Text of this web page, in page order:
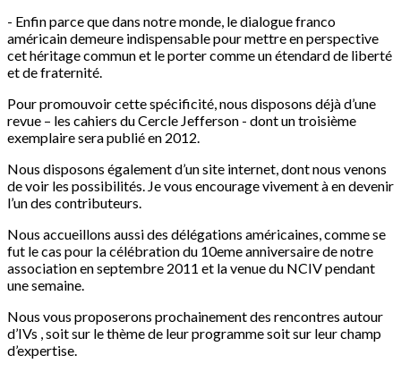
- Enfin parce que dans notre monde, le dialogue franco
américain demeure indispensable pour mettre en perspective
cet héritage commun et le porter comme un étendard de liberté
et de fraternité.
Pour promouvoir cette spécificité, nous disposons déjà d’une
revue – les cahiers du Cercle Jefferson - dont un troisième
exemplaire sera publié en 2012.
Nous disposons également d’un site internet, dont nous venons
de voir les possibilités. Je vous encourage vivement à en devenir
l’un des contributeurs.
Nous accueillons aussi des délégations américaines, comme se
fut le cas pour la célébration du 10eme anniversaire de notre
association en septembre 2011 et la venue du NCIV pendant
une semaine.
Nous vous proposerons prochainement des rencontres autour
d’IVs , soit sur le thème de leur programme soit sur leur champ
d’expertise.